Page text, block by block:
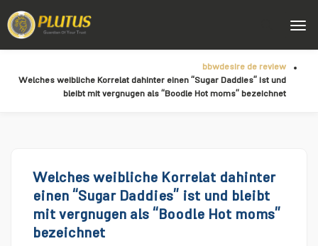
bbwdesire de review
Welches weibliche Korrelat dahinter einen “Sugar Daddies” ist und
bleibt mit vergnugen als “Boodle Hot moms” bezeichnet
Welches weibliche Korrelat dahinter
einen “Sugar Daddies” ist und bleibt
mit vergnugen als “Boodle Hot moms”
bezeichnet